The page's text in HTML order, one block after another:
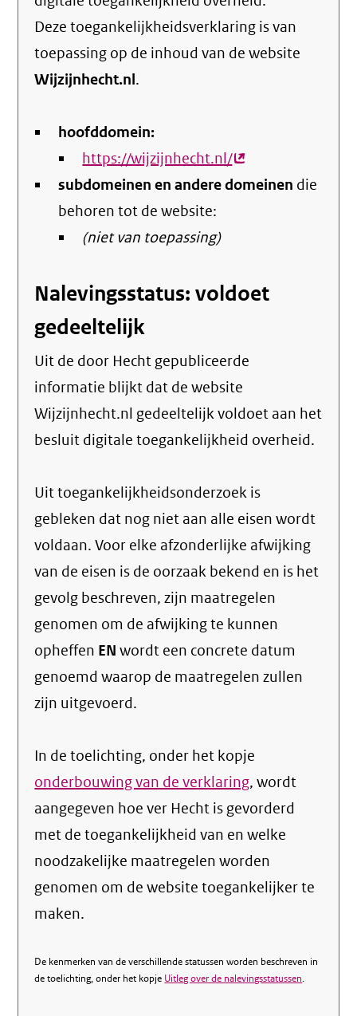
Deze toegankelijkheidsverklaring is van
toepassing op de inhoud van de website
Wijzijnhecht.nl.
hoofddomein:
https://wijzijnhecht.nl/(externe
link)
subdomeinen en andere domeinen die
behoren tot de website:
(niet van toepassing)
Nalevingsstatus: voldoet
gedeeltelijk
Uit de door Hecht gepubliceerde
informatie blijkt dat de website
Wijzijnhecht.nl gedeeltelijk voldoet aan het
besluit digitale toegankelijkheid overheid.
Uit toegankelijkheidsonderzoek is
gebleken dat nog niet aan alle eisen wordt
voldaan. Voor elke afzonderlijke afwijking
van de eisen is de oorzaak bekend en is het
gevolg beschreven, zijn maatregelen
genomen om de afwijking te kunnen
opheffen EN wordt een concrete datum
genoemd waarop de maatregelen zullen
zijn uitgevoerd.
In de toelichting, onder het kopje
onderbouwing van de verklaring, wordt
aangegeven hoe ver Hecht is gevorderd
met de toegankelijkheid van en welke
noodzakelijke maatregelen worden
genomen om de website toegankelijker te
maken.
De kenmerken van de verschillende statussen worden beschreven in
de toelichting, onder het kopje Uitleg over de nalevingsstatussen.